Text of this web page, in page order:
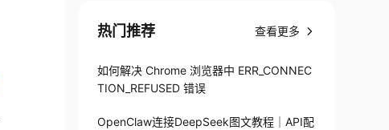
热门推荐 查看更多
如何解决 Chrome 浏览器中 ERR_CONNEC
TION_REFUSED 错误
OpenClaw连接DeepSeek图文教程｜API配